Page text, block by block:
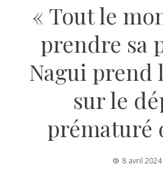
« Tout le
prendre sa
Nagui prend
sur le
prématuré
8 avril 2024